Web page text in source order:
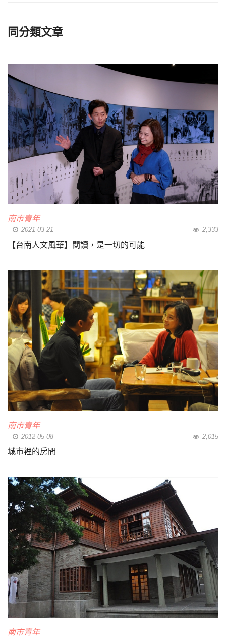
同分類文章
南市青年
2021-03-21 2,333
【台南人文風華】閱讀，是一切的可能
南市青年
2012-05-08 2,015
城市裡的房間
南市青年